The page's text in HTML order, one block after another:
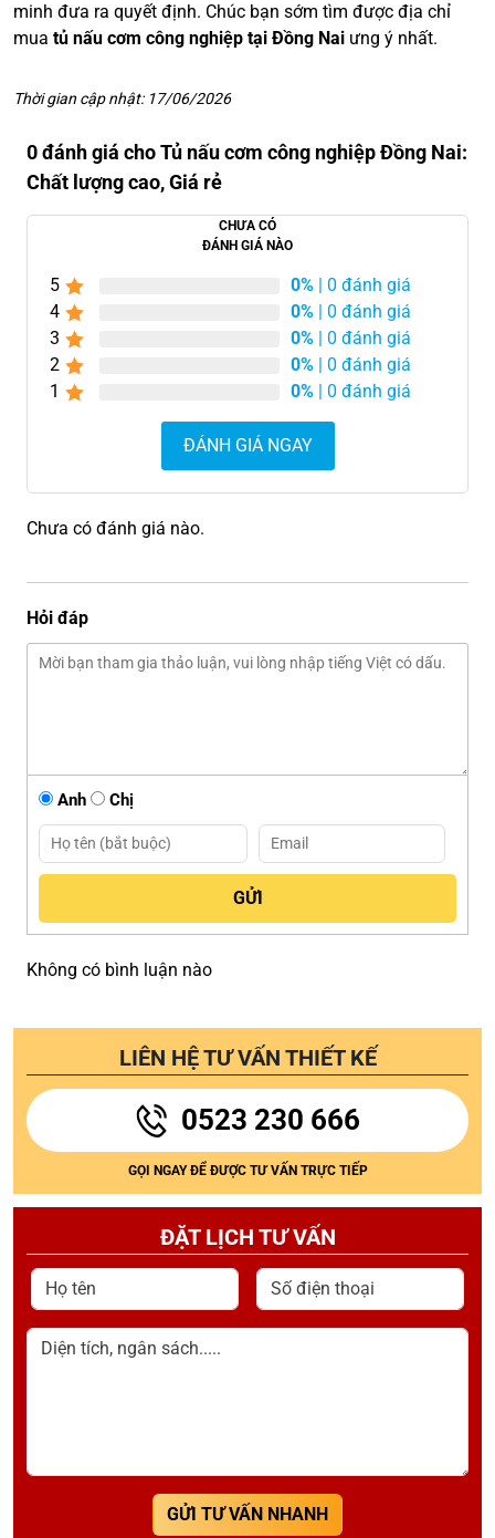
minh đưa ra quyết định. Chúc bạn sớm tìm được địa chỉ
mua tủ nấu cơm công nghiệp tại Đồng Nai ưng ý nhất.
Thời gian cập nhật: 17/06/2026
0 đánh giá cho Tủ nấu cơm công nghiệp Đồng Nai:
Chất lượng cao, Giá rẻ
CHƯA CÓ
ĐÁNH GIÁ NÀO
5 0% | 0 đánh giá
4
0% | 0 đánh giá
3
0% | 0 đánh giá
2
0% | 0 đánh giá
1
0% | 0 đánh giá
ĐÁNH GIÁ NGAY
Chưa có đánh giá nào.
Hỏi đáp
Anh Chị
Không có bình luận nào
LIÊN HỆ TƯ VẤN THIẾT KẾ
0523 230 666
GỌI NGAY ĐỂ ĐƯỢC TƯ VẤN TRỰC TIẾP
ĐẶT LỊCH TƯ VẤN
Họ tên Số điện thoại
Diện tích, ngân sách.....
GỬI TƯ VẤN NHANH